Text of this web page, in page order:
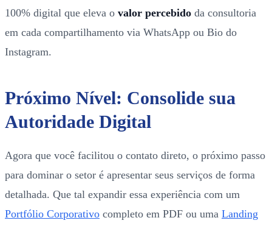
100% digital que eleva o valor percebido da consultoria
em cada compartilhamento via WhatsApp ou Bio do
Instagram.
Próximo Nível: Consolide sua
Autoridade Digital
Agora que você facilitou o contato direto, o próximo passo
para dominar o setor é apresentar seus serviços de forma
detalhada. Que tal expandir essa experiência com um
Portfólio Corporativo completo em PDF ou uma Landing